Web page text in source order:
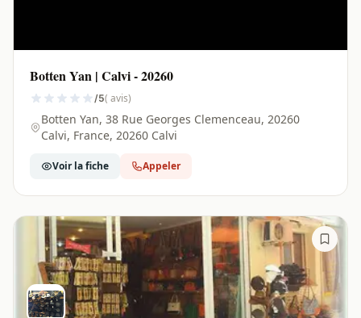
Botten Yan | Calvi - 20260
/5( avis)
Botten Yan, 38 Rue Georges Clemenceau, 20260
Calvi, France, 20260 Calvi
Voir la fiche Appeler